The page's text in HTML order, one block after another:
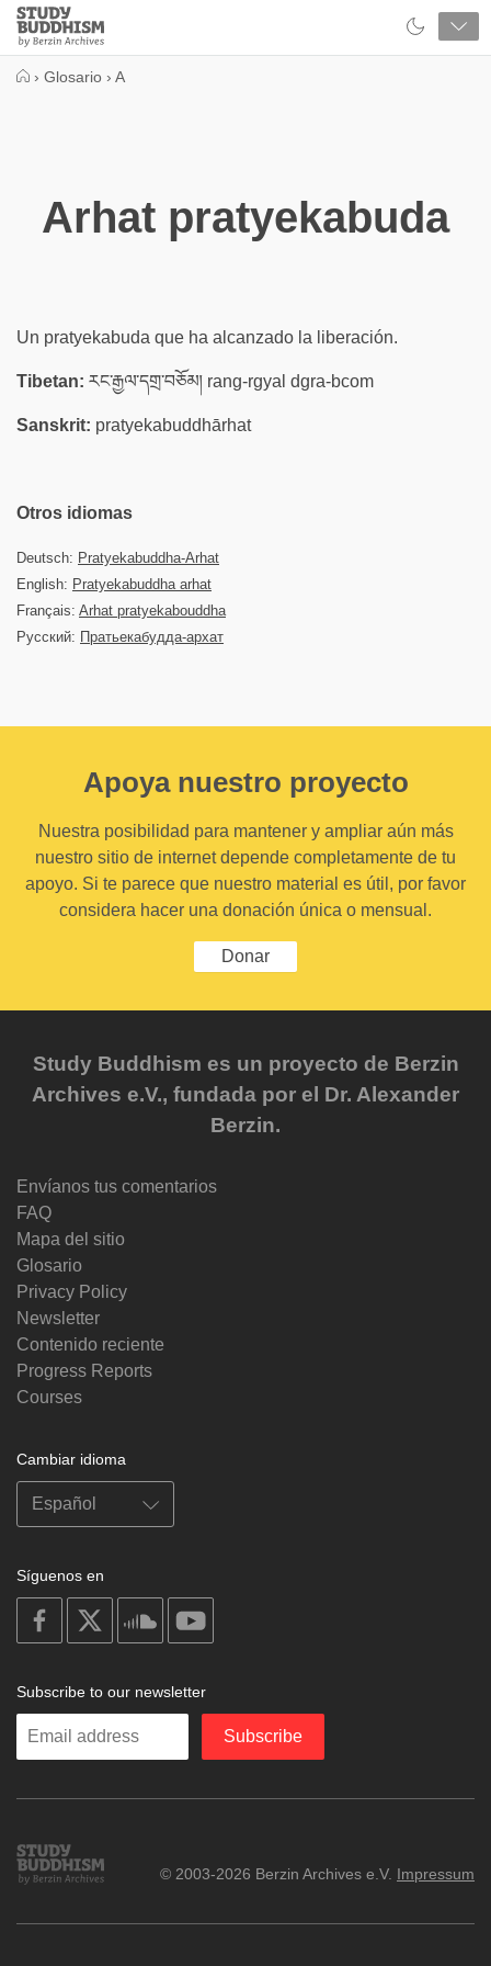
Close
Study
Buddhism
› Glosario › A
Arhat pratyekabuda
Un pratyekabuda que ha alcanzado la liberación.
Tibetan: རང་རྒྱལ་དགྲ་བཅོམ། rang-rgyal dgra-bcom
Sanskrit: pratyekabuddhārhat
Otros idiomas
Deutsch: Pratyekabuddha-Arhat
English: Pratyekabuddha arhat
Français: Arhat pratyekabouddha
Русский: Пратьекабудда-архат
Apoya nuestro proyecto
Nuestra posibilidad para mantener y ampliar aún más
nuestro sitio de internet depende completamente de tu
apoyo. Si te parece que nuestro material es útil, por favor
considera hacer una donación única o mensual.
Donar
Study Buddhism es un proyecto de Berzin
Archives e.V., fundada por el Dr. Alexander
Berzin.
Envíanos tus comentarios
FAQ
Mapa del sitio
Glosario
Privacy Policy
Newsletter
Contenido reciente
Progress Reports
Courses
Cambiar idioma
Síguenos en
on
facebook
soundcloud
Subscribe to our newsletter
Enter
Subscribe
Study
Buddhism
© 2003-2026 Berzin Archives e.V. Impressum